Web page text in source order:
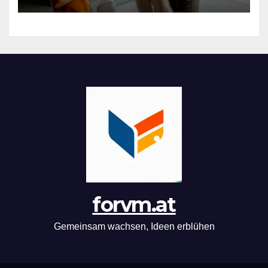
forvm.at
Gemeinsam wachsen, Ideen erblühen